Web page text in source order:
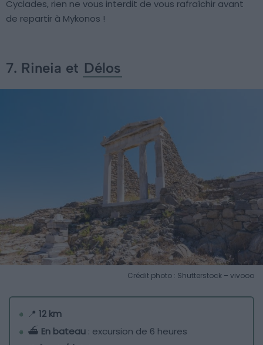
Cyclades, rien ne vous interdit de vous rafraîchir avant
de repartir à Mykonos !
7. Rineia et Délos
Crédit photo : Shutterstock – vivooo
📍 12 km
⛴️ En bateau : excursion de 6 heures